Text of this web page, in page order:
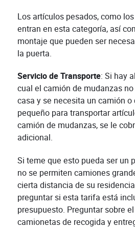
Los artículos pesados, como
entran en esta categoría, así
montaje que pueden ser
la puerta.
Servicio de Transporte: Si hay
cual el camión de mudanzas
casa y se necesita un camión
pequeño para transportar
camión de mudanzas, se le
adicional.
Si teme que esto pueda ser un
no se permiten camiones
cierta distancia de su
preguntar si esta tarifa está
presupuesto. Preguntar sobre
camionetas de recogida y